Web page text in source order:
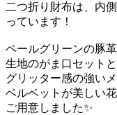
二つ折り財布は、内
っています！
ペールグリーンの豚
生地のがま口セットと
グリッター感の強い
ベルベットが美しい
ご用意しました✨